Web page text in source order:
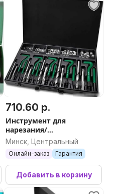
710.60 р.
Инструмент для
нарезания/
восстановления резьбы
Toptul JGAD130A
Минск, Центральный
Онлайн-заказ Гарантия
Добавить в корзину